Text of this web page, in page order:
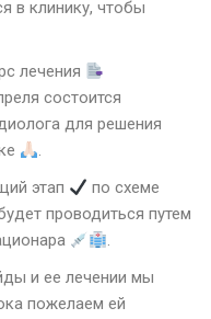
в клинику, чтобы
лечения
состоится
для решения
.
этап
по схеме
проводиться путем
.
и ее лечении мы
пожелаем ей